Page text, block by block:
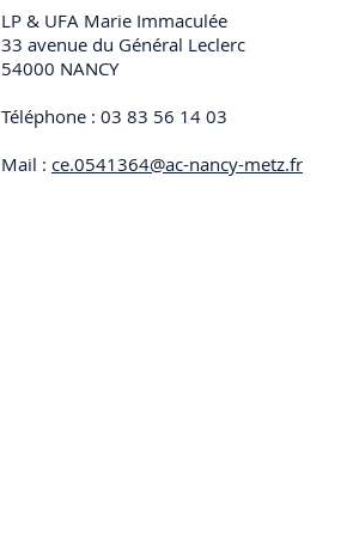
LP & UFA Marie Immaculée
33 avenue du Général Leclerc
54000 NANCY
Téléphone : 03 83 56 14 03
Mail : ce.0541364@ac-nancy-metz.fr